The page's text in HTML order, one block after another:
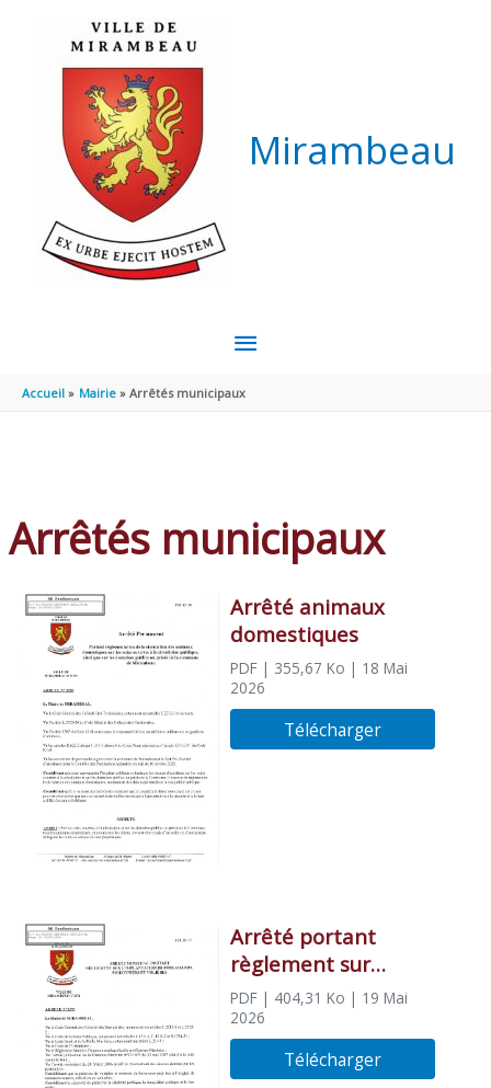
Mirambeau
MENU
PRINCIPAL
Accueil Mairie Arrêtés municipaux
Arrêtés municipaux
Arrêté animaux
domestiques
PDF| 355,67 Ko | 18 Mai
2026
Télécharger
Arrêté portant
règlement sur
l’implantation de
poulaillers,
pigeonniers et
volières
PDF| 404,31 Ko | 19 Mai
2026
Télécharger